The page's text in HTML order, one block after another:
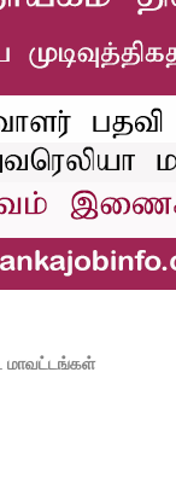
மாவட்டங்கள்